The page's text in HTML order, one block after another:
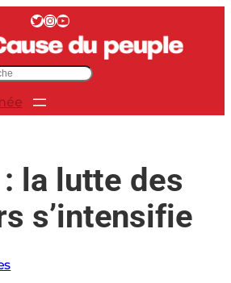
Twitter InstagramYouTube
: la lutte des
s’intensifie